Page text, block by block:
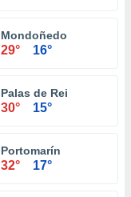
Mondoñedo
29° 16°
Palas de Rei
30° 15°
Portomarín
32° 17°